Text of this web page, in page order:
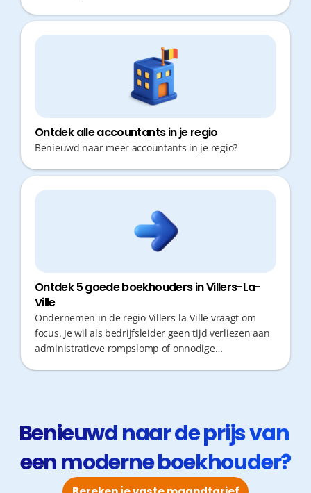
advies en een efficiënte administratie zijn cruciaal
om te groeien. De juiste partner kiezen bespaart je
Ontdek alle accountants in je regio
Benieuwd naar meer accountants in je regio?
Ontdek 5 goede boekhouders in Villers-La-
Ville
Ondernemen in de regio Villers-la-Ville vraagt om
focus. Je wil als bedrijfsleider geen tijd verliezen aan
administratieve rompslomp of onnodige
kantoren.
Benieuwd naar de prijs van
een moderne boekhouder?